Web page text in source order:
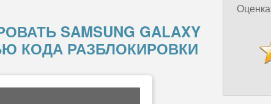
SAMSUNG GALAXY
КОДА РАЗБЛОКИРОВКИ
Оценка